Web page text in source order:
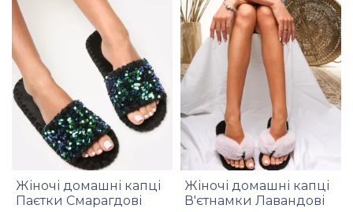
Жіночі домашні капці
Паєтки Смарагдові
Жіночі домашні капці
В'єтнамки Лавандові